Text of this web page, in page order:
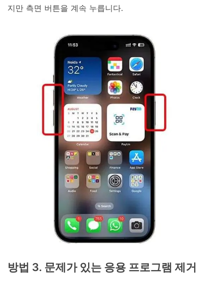
지만 측면 버튼을 계속 누릅니다.
방법 3. 문제가 있는 응용 프로그램 제거